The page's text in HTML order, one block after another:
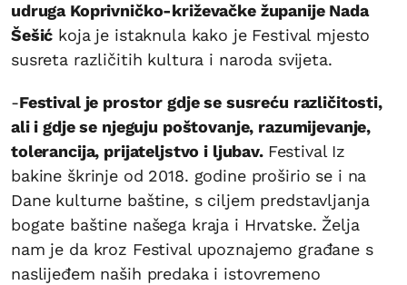
udruga Koprivničko-križevačke županije Nada
Šešić koja je istaknula kako je Festival mjesto
susreta različitih kultura i naroda svijeta.
-Festival je prostor gdje se susreću različitosti,
ali i gdje se njeguju poštovanje, razumijevanje,
tolerancija, prijateljstvo i ljubav. Festival Iz
bakine škrinje od 2018. godine proširio se i na
Dane kulturne baštine, s ciljem predstavljanja
bogate baštine našega kraja i Hrvatske. Želja
nam je da kroz Festival upoznajemo građane s
naslijeđem naših predaka i istovremeno